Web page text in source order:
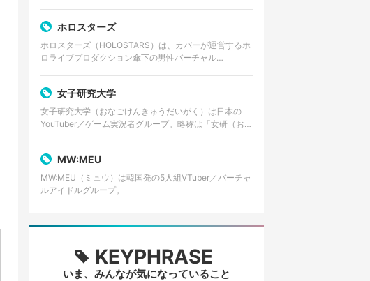
ホロスターズ
ホロスターズ（HOLOSTARS）は、カバーが運営するホ
ロライブプロダクション傘下の男性バーチャル
女子研究大学
女子研究大学（おなごけんきゅうだいがく）は日本の
YouTuber／ゲーム実況者グループ。略称は「女研（おな
MW:MEU
MW:MEU（ミュウ）は韓国発の5人組VTuber／バーチャ
ルアイドルグループ。
KEYPHRASE
いま、みんなが気になっていること